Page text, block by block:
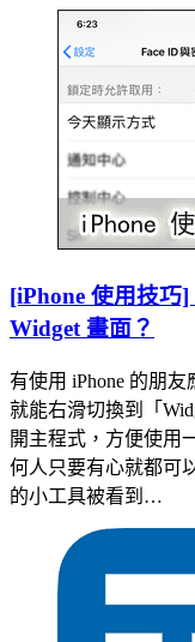
[iPhone 使用技巧
Widget 畫面？
有使用 iPhone 的朋
就能右滑切換到「
開主程式，方便使用
何人只要有心就都可
的小工具被看到…